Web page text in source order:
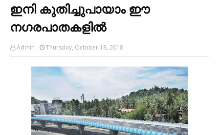
ഇനി കുതിച്ചുപായാം ഈ
നഗരപാതകളില്‍
Admin Thursday, October 18, 2018